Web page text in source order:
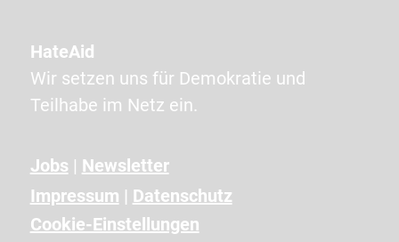
C
H
A
n
g
e
HateAid
Wir setzen uns für Demokratie und
Teilhabe im Netz ein.
Jobs | Newsletter
Impressum | Datenschutz
Cookie-Einstellungen